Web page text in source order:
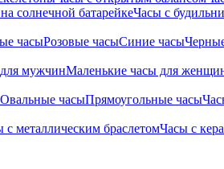
солнечной батарейкеЧасы с
часыРозовые часыСиние часы
мужчинМаленькие часы для
Овальные часыПрямоугольные часы
с металлическим браслетомЧасы с